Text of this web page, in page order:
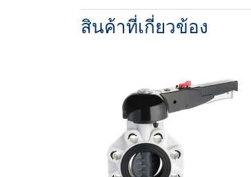
สินค้าที่เกี่ยวข้อง